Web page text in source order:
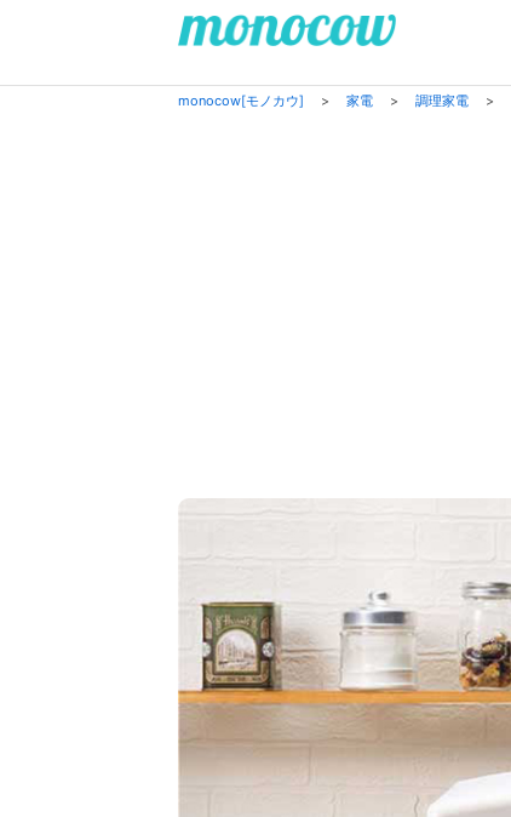
monocow[モノカウ] > 家電 > 調理家電 >